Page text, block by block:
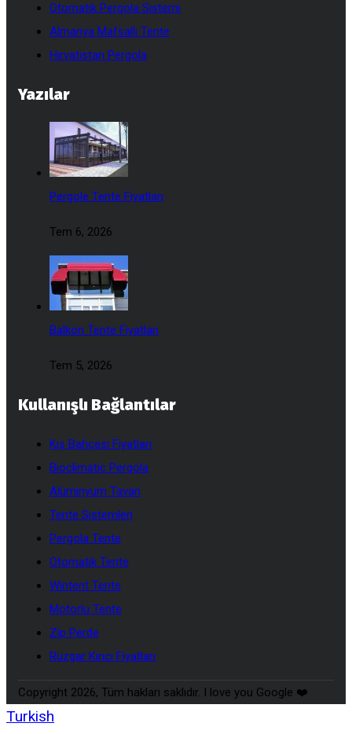
Otomatik Pergola Sistemi
Almanya Mafsallı Tente
Hırvatistan Pergola
Yazılar
Pergole Tente Fiyatları
Tem 6, 2026
Balkon Tente Fiyatları
Tem 5, 2026
Kullanışlı Bağlantılar
Kış Bahçesi Fiyatları
Bioclimatic Pergola
Alüminyum Tavan
Tente Sistemleri
Pergola Tente
Otomatik Tente
Wintent Tente
Motorlu Tente
Zip Perde
Rüzgar Kırıcı Fiyatları
Copyright 2026, Tüm hakları saklıdır. I love you Google ❤️
Turkish